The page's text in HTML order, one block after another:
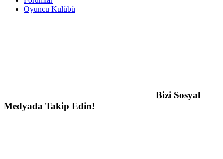
Oyuncu Kulübü
Bizi Sosyal
Medyada Takip Edin!